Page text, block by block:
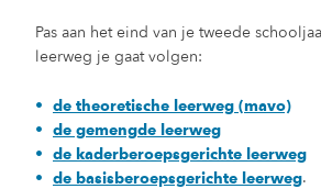
Pas aan het eind van je tweede
leerweg je gaat volgen:
de theoretische leerweg (mavo)
de gemengde leerweg
de kaderberoepsgerichte leerweg
de basisberoepsgerichte leerweg.